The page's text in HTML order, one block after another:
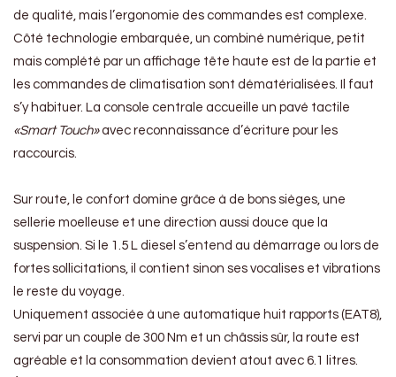
de qualité, mais l’ergonomie des commandes est complexe.
Côté technologie embarquée, un combiné numérique, petit
mais complété par un affichage tête haute est de la partie et
les commandes de climatisation sont dématérialisées. Il faut
s’y habituer. La console centrale accueille un pavé tactile
«Smart Touch»avec reconnaissance d’écriture pour les
raccourcis.
Sur route, le confort domine grâce à de bons sièges, une
sellerie moelleuse et une direction aussi douce que la
suspension. Si le 1.5 L diesel s’entend au démarrage ou lors de
fortes sollicitations, il contient sinon ses vocalises et vibrations
le reste du voyage.
Uniquement associée à une automatique huit rapports (EAT8),
servi par un couple de 300 Nm et un châssis sûr, la route est
agréable et la consommation devient atout avec 6.1 litres.